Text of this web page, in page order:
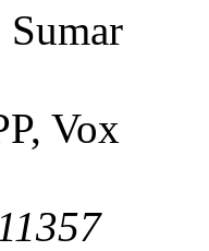
Sumar
Vox
11357